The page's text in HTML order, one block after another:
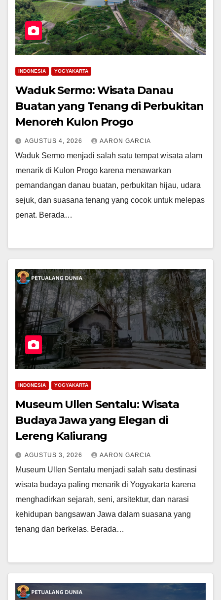
INDONESIA YOGYAKARTA
Waduk Sermo: Wisata Danau
Buatan yang Tenang di Perbukitan
Menoreh Kulon Progo
AGUSTUS 4, 2026 AARON GARCIA
Waduk Sermo menjadi salah satu tempat wisata alam
menarik di Kulon Progo karena menawarkan
pemandangan danau buatan, perbukitan hijau, udara
sejuk, dan suasana tenang yang cocok untuk melepas
penat. Berada…
INDONESIA YOGYAKARTA
Museum Ullen Sentalu: Wisata
Budaya Jawa yang Elegan di
Lereng Kaliurang
AGUSTUS 3, 2026 AARON GARCIA
Museum Ullen Sentalu menjadi salah satu destinasi
wisata budaya paling menarik di Yogyakarta karena
menghadirkan sejarah, seni, arsitektur, dan narasi
kehidupan bangsawan Jawa dalam suasana yang
tenang dan berkelas. Berada…